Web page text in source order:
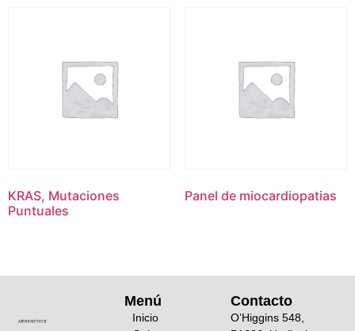
KRAS, Mutaciones
Puntuales
Panel de miocardiopatias
Menú
Inicio
Contacto
O’Higgins 548,